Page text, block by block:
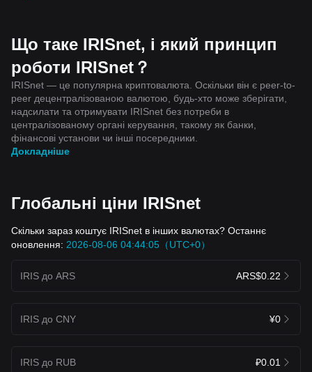
Що таке IRISnet, і який принцип
роботи IRISnet？
IRISnet — це популярна криптовалюта. Оскільки він є peer-to-
peer децентралізованою валютою, будь-хто може зберігати,
надсилати та отримувати IRISnet без потреби в
централізованому органі керування, такому як банки,
фінансові установи чи інші посередники.
Докладніше
Глобальні ціни IRISnet
Скільки зараз коштує IRISnet в інших валютах? Останнє
оновлення: 2026-08-06 04:44:05（UTC+0）
IRIS до ARS ARS$0.22
IRIS до CNY ¥0
IRIS до RUB ₽0.01